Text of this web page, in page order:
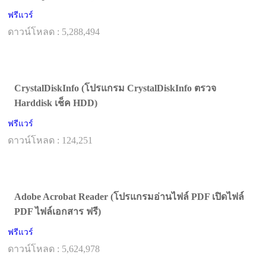
ฟรีแวร์
ดาวน์โหลด : 5,288,494
CrystalDiskInfo (โปรแกรม CrystalDiskInfo ตรวจ
Harddisk เช็ค HDD)
ฟรีแวร์
ดาวน์โหลด : 124,251
Adobe Acrobat Reader (โปรแกรมอ่านไฟล์ PDF เปิดไฟล์
PDF ไฟล์เอกสาร ฟรี)
ฟรีแวร์
ดาวน์โหลด : 5,624,978